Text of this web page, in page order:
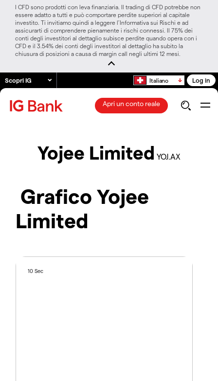
I CFD sono prodotti con leva finanziaria. Il trading di CFD potrebbe non
essere adatto a tutti e può comportare perdite superiori al capitale
investito. Ti invitiamo quindi a leggere l’Informativa sui Rischi e ad
assicurarti di comprendere pienamente i rischi connessi. Il 75% dei
conti degli investitori al dettaglio subisce perdite quando opera con i
CFD e il 3.54% dei conti degli investitori al dettaglio ha subito la
chiusura di posizioni a causa di margin call negli ultimi 12 mesi.
Scopri IG Italiano Log in
Apri un conto reale
Yojee Limited YOJ.AX
Grafico Yojee
Limited
10 Sec